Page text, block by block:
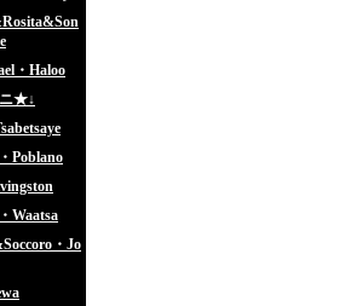
・Haloo
★↓
Poblano
Waatsa
・Jo